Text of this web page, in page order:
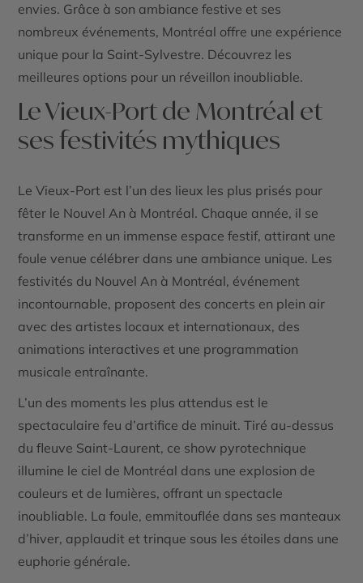
envies. Grâce à son ambiance festive et ses
nombreux événements, Montréal offre une expérience
unique pour la Saint-Sylvestre. Découvrez les
meilleures options pour un réveillon inoubliable.
Le Vieux-Port de Montréal et
ses festivités mythiques
Le Vieux-Port est l’un des lieux les plus prisés pour
fêter le Nouvel An à Montréal. Chaque année, il se
transforme en un immense espace festif, attirant une
foule venue célébrer dans une ambiance unique. Les
festivités du Nouvel An à Montréal, événement
incontournable, proposent des concerts en plein air
avec des artistes locaux et internationaux, des
animations interactives et une programmation
musicale entraînante.
L’un des moments les plus attendus est le
spectaculaire feu d’artifice de minuit. Tiré au-dessus
du fleuve Saint-Laurent, ce show pyrotechnique
illumine le ciel de Montréal dans une explosion de
couleurs et de lumières, offrant un spectacle
inoubliable. La foule, emmitouflée dans ses manteaux
d’hiver, applaudit et trinque sous les étoiles dans une
euphorie générale.